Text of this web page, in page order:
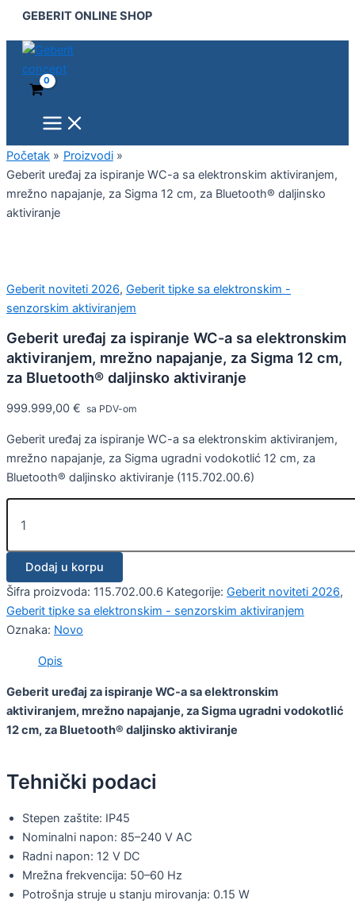
Pređi
sadržaj
GEBERIT ONLINE SHOP
Menu
Početak
Proizvodi
Geberit uređaj za ispiranje WC-a sa elektronskim aktiviranjem,
mrežno napajanje, za Sigma 12 cm, za Bluetooth® daljinsko
aktiviranje
NOVO!
Geberit noviteti 2026, Geberit tipke sa elektronskim -
senzorskim aktiviranjem
Geberit uređaj za ispiranje WC-a sa elektronskim
aktiviranjem, mrežno napajanje, za Sigma 12 cm,
za Bluetooth® daljinsko aktiviranje
999.999,00 € sa PDV-om
Geberit uređaj za ispiranje WC-a sa elektronskim aktiviranjem,
mrežno napajanje, za Sigma ugradni vodokotlić 12 cm, za
Bluetooth® daljinsko aktiviranje (115.702.00.6)
uređaj
za
ispiranje
WC-
elektronskim
aktiviranjem,
mrežno
napajanje,
za
Sigma
12
aktiviranje
količina
Dodaj u korpu
Šifra proizvoda: 115.702.00.6 Kategorije: Geberit noviteti 2026,
Geberit tipke sa elektronskim - senzorskim aktiviranjem
Oznaka: Novo
Opis
Geberit uređaj za ispiranje WC-a sa elektronskim
aktiviranjem, mrežno napajanje, za Sigma ugradni vodokotlić
12 cm, za Bluetooth® daljinsko aktiviranje
Tehnički podaci
Stepen zaštite: IP45
Nominalni napon: 85–240 V AC
Radni napon: 12 V DC
Mrežna frekvencija: 50–60 Hz
Potrošnja struje u stanju mirovanja: 0.15 W